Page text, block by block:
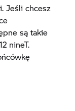
Jeśli chcesz
są takie
nineT.